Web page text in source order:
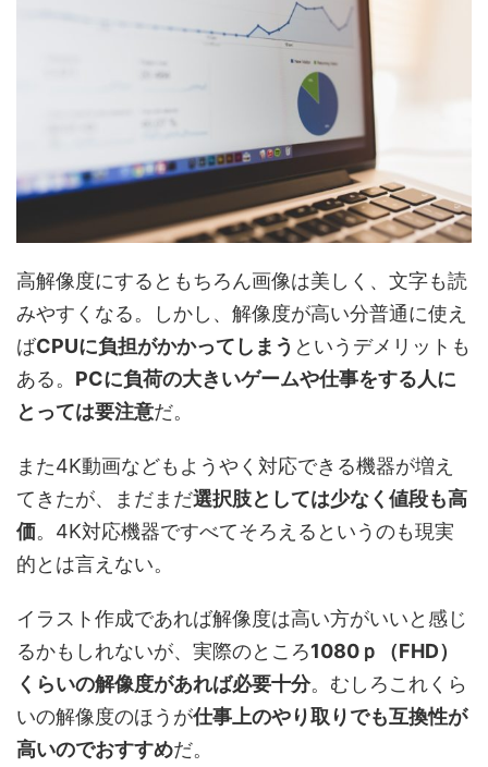
高解像度にするともちろん画像は美しく、文字も読
みやすくなる。しかし、解像度が高い分普通に使え
ばCPUに負担がかかってしまう というデメリットも
ある。 PCに負荷の大きいゲームや仕事をする人に
とっては要注意だ。
また4K動画などもようやく対応できる機器が増え
てきたが、まだまだ選択肢としては少なく値段も高
価。4K対応機器ですべてそろえるというのも現実
的とは言えない。
イラスト作成であれば解像度は高い方がいいと感じ
るかもしれないが、実際のところ1080ｐ（FHD）
くらいの解像度があれば必要十分。むしろこれくら
いの解像度のほうが仕事上のやり取りでも互換性が
高いのでおすすめだ。